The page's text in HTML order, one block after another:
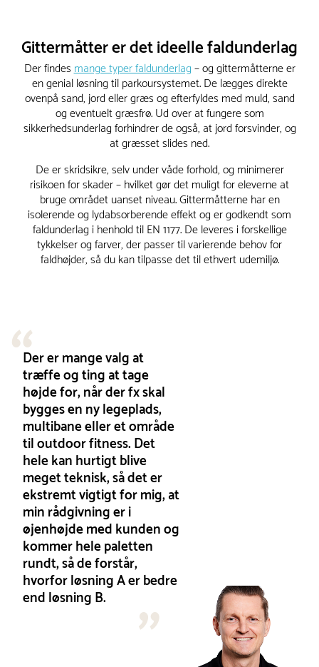
Gittermåtter er det ideelle faldunderlag
Der findesmange typer faldunderlag– og gittermåtterne er
en genial løsning til parkoursystemet. De lægges direkte
ovenpå sand, jord eller græs og efterfyldes med muld, sand
og eventuelt græsfrø. Ud over at fungere som
sikkerhedsunderlag forhindrer de også, at jord forsvinder, og
at græsset slides ned.
De er skridsikre, selv under våde forhold, og minimerer
risikoen for skader – hvilket gør det muligt for eleverne at
bruge området uanset niveau. Gittermåtterne har en
isolerende og lydabsorberende effekt og er godkendt som
faldunderlag i henhold til EN 1177. De leveres i forskellige
tykkelser og farver, der passer til varierende behov for
faldhøjder, så du kan tilpasse det til ethvert udemiljø.
Der er mange valg at
træffe og ting at tage
højde for, når der fx skal
bygges en ny legeplads,
multibane eller et område
til outdoor fitness. Det
hele kan hurtigt blive
meget teknisk, så det er
ekstremt vigtigt for mig, at
min rådgivning er i
øjenhøjde med kunden og
kommer hele paletten
rundt, så de forstår,
hvorfor løsning A er bedre
end løsning B.